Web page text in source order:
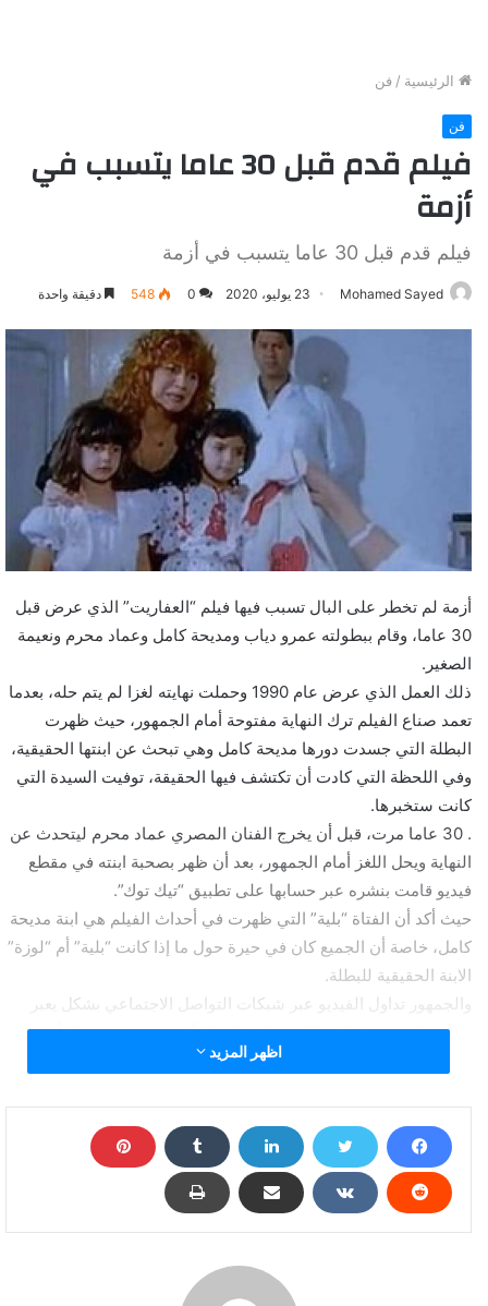
الرئيسية / فن
فن
فيلم قدم قبل 30 عاما يتسبب في
أزمة
فيلم قدم قبل 30 عاما يتسبب في أزمة
Mohamed Sayed 23 يوليو، 2020 0
548 دقيقة واحدة
أزمة لم تخطر على البال تسبب فيها فيلم “العفاريت” الذي عرض قبل
30 عاما، وقام ببطولته عمرو دياب ومديحة كامل وعماد محرم ونعيمة
الصغير.
ذلك العمل الذي عرض عام 1990 وحملت نهايته لغزا لم يتم حله، بعدما
تعمد صناع الفيلم ترك النهاية مفتوحة أمام الجمهور، حيث ظهرت
البطلة التي جسدت دورها مديحة كامل وهي تبحث عن ابنتها الحقيقية،
وفي اللحظة التي كادت أن تكتشف فيها الحقيقة، توفيت السيدة التي
كانت ستخبرها.
. 30 عاما مرت، قبل أن يخرج الفنان المصري عماد محرم ليتحدث عن
النهاية ويحل اللغز أمام الجمهور، بعد أن ظهر بصحبة ابنته في مقطع
فيديو قامت بنشره عبر حسابها على تطبيق “تيك توك”.
حيث أكد أن الفتاة “بلية” التي ظهرت في أحداث الفيلم هي ابنة مديحة
كامل، خاصة أن الجميع كان في حيرة حول ما إذا كانت “بلية” أم “لوزة”
الابنة الحقيقية للبطلة.
والجمهور تداول الفيديو عبر شبكات التواصل الاجتماعي بشكل يعبر
عن سعادتهم بحل اللغز الذي ظل غامضا لأكثر من ربع قرن، إلا أن هذا
في بطولة الفيلم، وتصف ما حدث بتعبير أطلقت عليه “الهيافة
المؤلمة”، وأنها ليست سعيدة بهذه الضجة التي تحدث حول فيلمها بعد
كل هذه السنوات، في ظل الاهتمام بأمور ليست هامة.
.كما أكدت على أن الفنان عماد محرم، لم يكن يعلم أي شيء عن
شارك في التصوير لثلاثة أيام فقط، مشددة على أنه لا يوجد أي فرد من
اظهر المزيد